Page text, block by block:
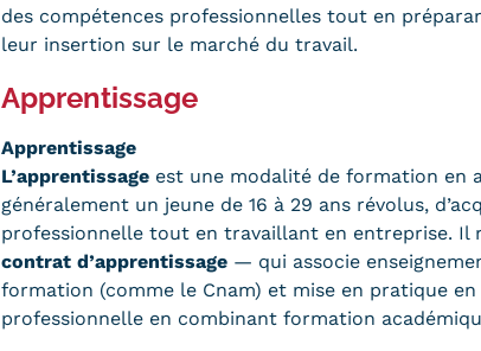
des compétences professionnelles tout en
leur insertion sur le marché du travail.
Apprentissage
Apprentissage
L’apprentissage est une modalité de formation en
généralement un jeune de 16 à 29 ans révolus,
professionnelle tout en travaillant en entreprise.
contrat d’apprentissage — qui associe
formation (comme le Cnam) et mise en pratique
professionnelle en combinant formation